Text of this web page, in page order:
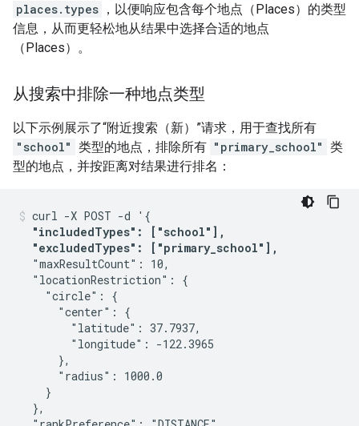
places.types ，以便响应包含每个地点（Places）的类型
信息，从而更轻松地从结果中选择合适的地点
（Places）。
从搜索中排除一种地点类型
以下示例展示了“附近搜索（新）”请求，用于查找所有
"school" 类型的地点，排除所有 "primary_school" 类
型的地点，并按距离对结果进行排名：
curl -X POST -d '{
"includedTypes": ["school"],
  "excludedTypes": ["primary_school"],
  "maxResultCount": 10,
  "locationRestriction": {
    "circle": {
      "center": {
        "latitude": 37.7937,
        "longitude": -122.3965
      },
      "radius": 1000.0
    }
  },